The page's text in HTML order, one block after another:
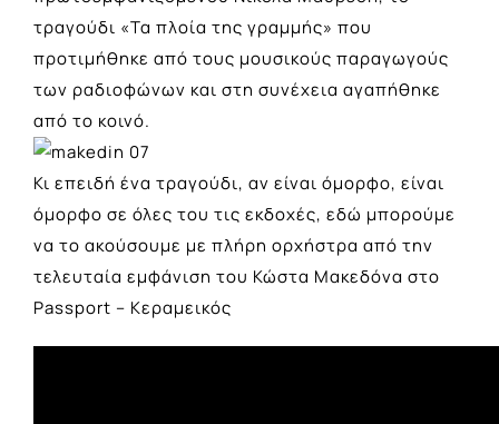
τραγούδι «Τα πλοία της γραμμής» που
προτιμήθηκε από τους μουσικούς παραγωγούς
των ραδιοφώνων και στη συνέχεια αγαπήθηκε
από το κοινό.
Κι επειδή ένα τραγούδι, αν είναι όμορφο, είναι
όμορφο σε όλες του τις εκδοχές, εδώ μπορούμε
να το ακούσουμε με πλήρη ορχήστρα από την
τελευταία εμφάνιση του Κώστα Μακεδόνα στο
Passport – Κεραμεικός